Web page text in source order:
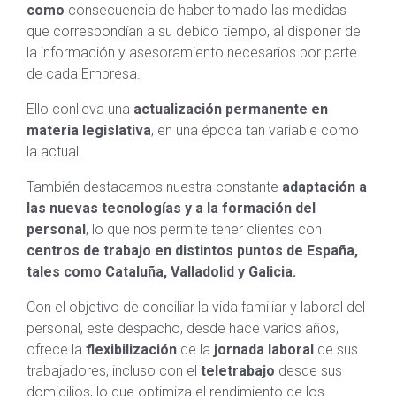
como consecuencia de haber tomado las medidas
que correspondían a su debido tiempo, al disponer de
la información y asesoramiento necesarios por parte
de cada Empresa.
Ello conlleva una actualización permanente en
materia legislativa, en una época tan variable como
la actual.
También destacamos nuestra constante adaptación a
las nuevas tecnologías y a la formación del
personal, lo que nos permite tener clientes con
centros de trabajo en distintos puntos de España,
tales como Cataluña, Valladolid y Galicia.
Con el objetivo de conciliar la vida familiar y laboral del
personal, este despacho, desde hace varios años,
ofrece la flexibilización de la jornada laboral de sus
trabajadores, incluso con el teletrabajo desde sus
domicilios, lo que optimiza el rendimiento de los